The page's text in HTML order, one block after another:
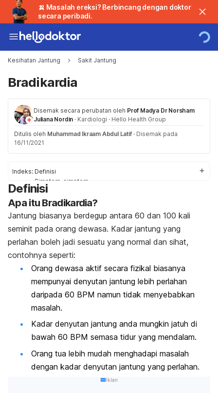
🍌 Masalah ereksi? Berbincang dengan doktor
secara peribadi.
Kesihatan Jantung Sakit Jantung
Bradikardia
Disemak secara perubatan oleh Prof Madya Dr Norsham
Juliana Nordin · Kardiologi · Hello Health Group
Ditulis oleh Muhammad Ikraam Abdul Latif · Disemak pada
16/11/2021
Indeks: Definisi
Simptom-simptom
Punca
Faktor-faktor Risiko
Perubahan gaya hidup & rawatan sampingan
Definisi
Apa itu Bradikardia?
Jantung biasanya berdegup antara 60 dan 100 kali
seminit pada orang dewasa. Kadar jantung yang
perlahan boleh jadi sesuatu yang normal dan sihat,
contohnya seperti:
Orang dewasa aktif secara fizikal biasanya
mempunyai denyutan jantung lebih perlahan
daripada 60 BPM namun tidak menyebabkan
masalah.
Kadar denyutan jantung anda mungkin jatuh di
bawah 60 BPM semasa tidur yang mendalam.
Orang tua lebih mudah menghadapi masalah
dengan kadar denyutan jantung yang perlahan.
Iklan